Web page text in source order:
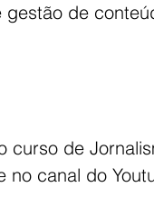
de
de
no canal do